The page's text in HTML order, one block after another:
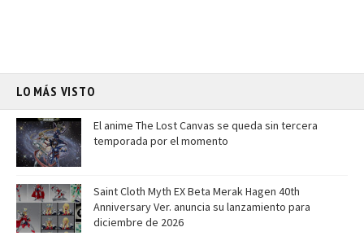
LO MÁS VISTO
El anime The Lost Canvas se queda sin tercera
temporada por el momento
Saint Cloth Myth EX Beta Merak Hagen 40th
Anniversary Ver. anuncia su lanzamiento para
diciembre de 2026